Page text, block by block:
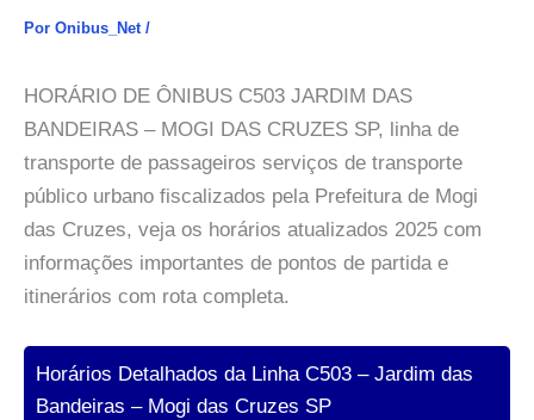
Por Onibus_Net /
HORÁRIO DE ÔNIBUS C503 JARDIM DAS
BANDEIRAS – MOGI DAS CRUZES SP, linha de
transporte de passageiros serviços de transporte
público urbano fiscalizados pela Prefeitura de Mogi
das Cruzes, veja os horários atualizados 2025 com
informações importantes de pontos de partida e
itinerários com rota completa.
Horários Detalhados da Linha C503 – Jardim das
Bandeiras – Mogi das Cruzes SP